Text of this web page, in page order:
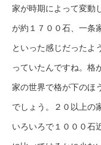
家が時期によって変動
が約１７００石、一条
といった感じだったよ
っていたんですね。格
家の世界で格が下のほ
でしょう。２０以上の
いろいろで１０００石